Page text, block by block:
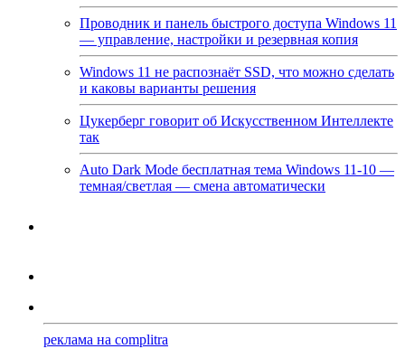
Проводник и панель быстрого доступа Windows 11
— управление, настройки и резервная копия
Windows 11 не распознаёт SSD, что можно сделать
и каковы варианты решения
Цукерберг говорит об Искусственном Интеллекте
так
Auto Dark Mode бесплатная тема Windows 11-10 —
темная/светлая — смена автоматически
реклама на complitra